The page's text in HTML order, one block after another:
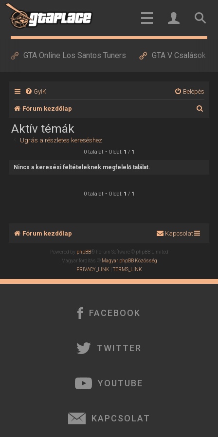
GTA Online Los Santos Tuners GTA V Csalások
GyIK Belépés
Fórum kezdőlap
Aktív témák
Ugrás a részletes kereséshez
0 találat • Oldal: 1 / 1
Nincs a keresési feltételeknek megfelelő találat.
0 találat • Oldal: 1 / 1
Fórum kezdőlap Kapcsolat
Powered by phpBB® Forum Software © phpBB Limited
Magyar fordítás ©
Magyar phpBB Közösség
PRIVACY_LINK| TERMS_LINK
FACEBOOK
TWITTER
YOUTUBE
KAPCSOLAT